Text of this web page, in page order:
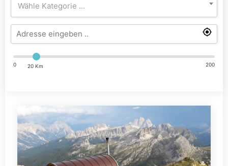
Wähle Kategorie ...
0 20 Km 200